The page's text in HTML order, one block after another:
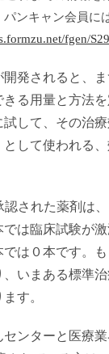
ンキャン会員
fgen/
発されると、
きる用量と方法
して、その治
して使われる
認された薬剤は
は臨床試験が
は０本です。
いまある標準
す。
ンターと医療